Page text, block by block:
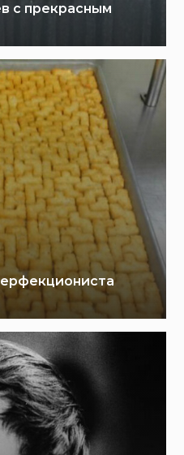
с прекрасным